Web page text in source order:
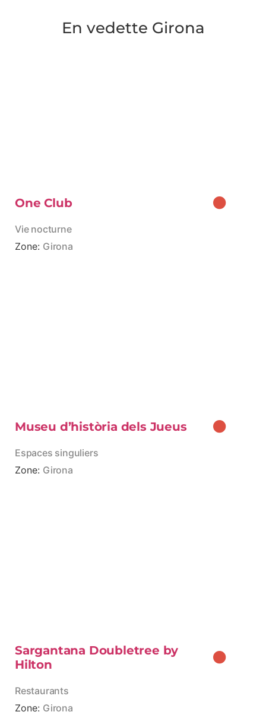
En vedette Girona
One Club
Vie nocturne
Zone: Girona
Museu d’història dels Jueus
Espaces singuliers
Zone: Girona
Sargantana Doubletree by
Hilton
Restaurants
Zone: Girona